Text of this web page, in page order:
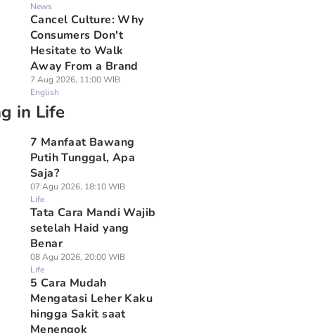
News
Cancel Culture: Why
Consumers Don't
Hesitate to Walk
Away From a Brand
7 Aug 2026, 11:00 WIB
English
in Life
7 Manfaat Bawang
Putih Tunggal, Apa
Saja?
07 Agu 2026, 18:10 WIB
Life
Tata Cara Mandi Wajib
setelah Haid yang
Benar
08 Agu 2026, 20:00 WIB
Life
5 Cara Mudah
Mengatasi Leher Kaku
hingga Sakit saat
Menengok